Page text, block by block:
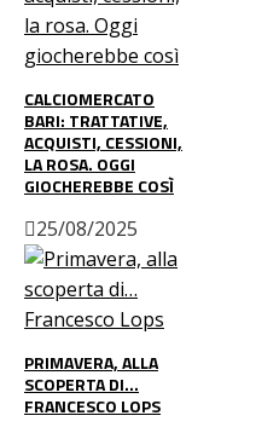
CALCIOMERCATO
BARI: TRATTATIVE,
ACQUISTI, CESSIONI,
LA ROSA. OGGI
GIOCHEREBBE COSÌ
25/08/2025
PRIMAVERA, ALLA
SCOPERTA DI…
FRANCESCO LOPS